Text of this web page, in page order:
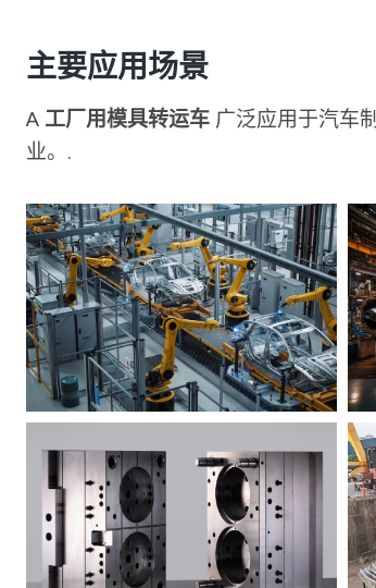
主要应用场景
A 工厂用模具转运车 广泛应用于汽车
业。.